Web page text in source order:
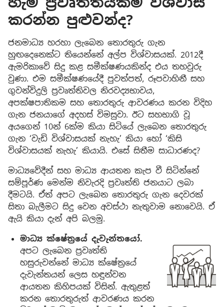
කරන්න පුළුවන්ද?
ජනමාධ්‍ය හරහා ලැබෙන තොරතුරු ගැන
හුඟදෙනෙක්ට තියෙන්නේ අල්ප විශ්වාසයක්. 2012දී
ඇමරිකාවේ සිදු කළ සමීක්ෂණයකින්ද එය තහවුරු
වුණා. එම සමීක්ෂණයේදී පුවත්පත්, රූපවාහිනී සහ
ගුවන්විදුලි ප්‍රවෘත්තිවල නිරවද්‍යභාවය,
අපක්ෂපාතිකම සහ තොරතුරු ආවරණය කරන විදිහ
ගැන ජනයාගේ අදහස් විමසුවා. ඊට සහභාගි වූ
අයගෙන් 10න් 6ක්ම කියා සිටියේ ලැබෙන තොරතුරු
ගැන ‘වැඩි විශ්වාසයක් නැහැ’ කියා හෝ ‘කිසි
විශ්වාසයක් නැහැ’ කියායි. එසේ සිතීම සාධාරණද?
මාධ්‍යවේදීන් සහ මාධ්‍ය ආයතන කැප වී සිටින්නේ
සම්පූර්ණ මෙන්ම නිවැරදි ප්‍රවෘත්ති ජනයාට ලබා
දීමටයි. ඒත් අපට ලැබෙන තොරතුරු ගැන දෙවරක්
සිතා බැලීමට සිදු වෙන අවස්ථා නැතුවාම නොවෙයි. ඒ
ඇයි කියා දැන් අපි බලමු.
මාධ්‍ය ක්ෂේත්‍රයේ දැවැන්තයෝ.
අපට ලැබෙන ප්‍රවෘත්ති
හසුරුවන්නේ මාධ්‍ය ක්ෂේත්‍රයේ
දැවැන්තයන් ලෙස හඳුන්වන
ආයතන කිහිපයක් විසින්. ඇතුළත්
කරන තොරතුරුත් ආවරණය කරන